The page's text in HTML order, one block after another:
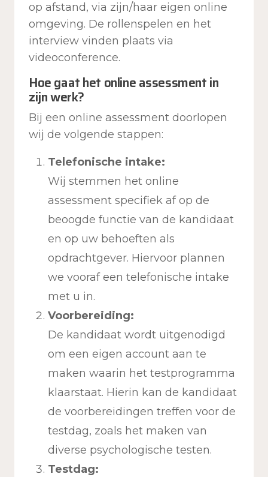
op afstand, via zijn/haar eigen online
omgeving. De rollenspelen en het
interview vinden plaats via
videoconference.
Hoe gaat het online assessment in
zijn werk?
Bij een online assessment doorlopen
wij de volgende stappen:
Telefonische intake:
Wij stemmen het online
assessment specifiek af op de
beoogde functie van de kandidaat
en op uw behoeften als
opdrachtgever. Hiervoor plannen
we vooraf een telefonische intake
met u in.
Voorbereiding:
De kandidaat wordt uitgenodigd
om een eigen account aan te
maken waarin het testprogramma
klaarstaat. Hierin kan de kandidaat
de voorbereidingen treffen voor de
testdag, zoals het maken van
diverse psychologische testen.
Testdag: